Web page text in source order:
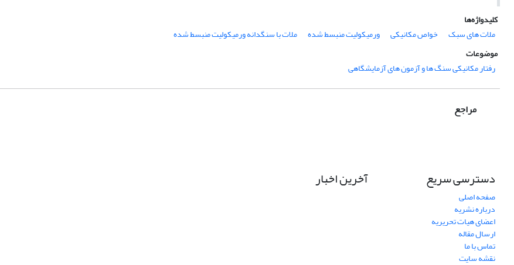
کلیدواژه‌ها
ملات های سبک
خواص مکانیکی ورمیکولیت منبسط شده
ملات با سنگدانه ورمیکولیت منبسط شده
موضوعات
رفتار مکانیکی سنگ ها و آزمون های آزمایشگاهی
مراجع
دسترسی سریع
صفحه اصلی
درباره نشریه
اعضای هیات تحریریه
ارسال مقاله
تماس با ما
نقشه سایت
آخرین اخبار